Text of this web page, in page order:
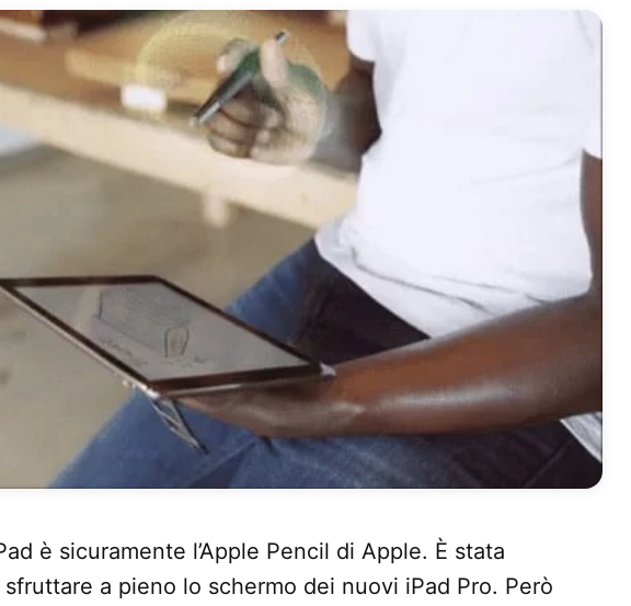
è sicuramente l’Apple Pencil di Apple. È stata
a pieno lo schermo dei nuovi iPad Pro. Però